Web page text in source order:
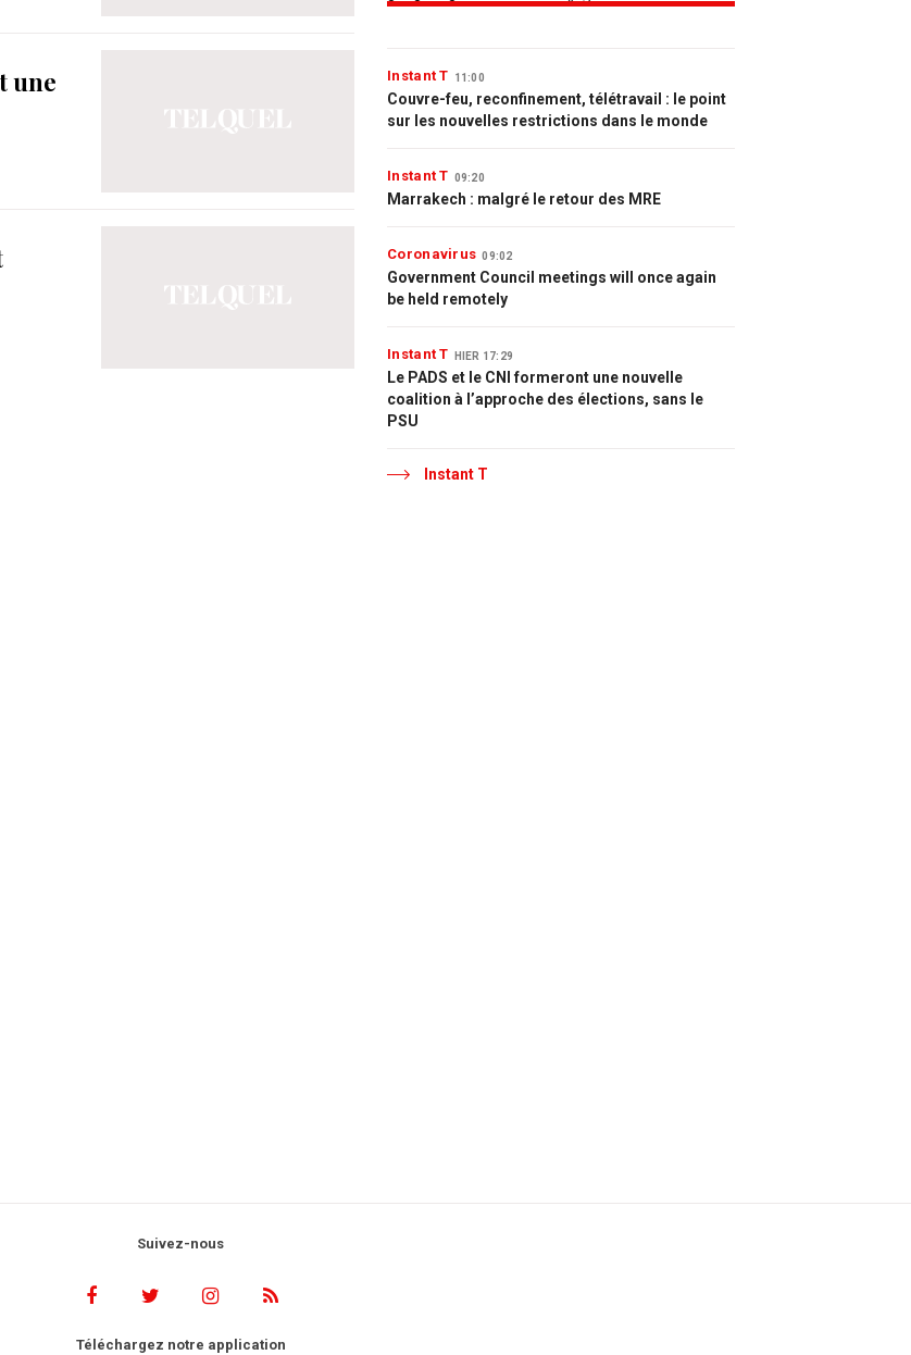
une
Instant T 11:00
Couvre-feu, reconfinement, télétravail : le point
sur les nouvelles restrictions dans le monde
Instant T 09:20
Marrakech : malgré le retour des MRE
Coronavirus 09:02
Government Council meetings will once again
be held remotely
Instant T HIER 17:29
Le PADS et le CNI formeront une nouvelle
coalition à l’approche des élections, sans le
PSU
Instant T
Suivez-nous
Téléchargez notre application